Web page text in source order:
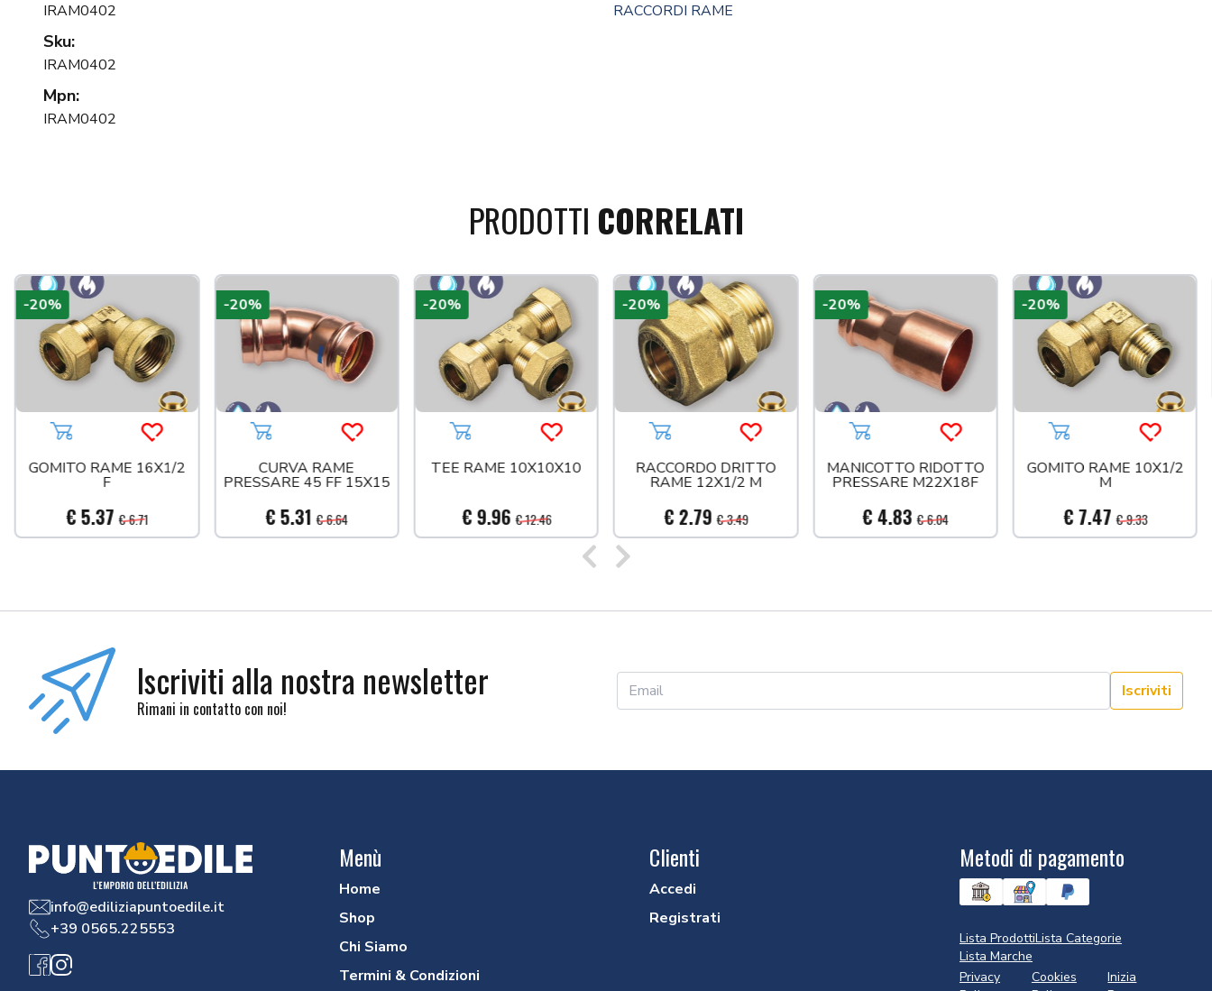
IRAM0402
Sku:
IRAM0402
Mpn:
IRAM0402
RACCORDI RAME
PRODOTTI CORRELATI
più tardi
Aggiungi al carrelloAcquista più tardi
GOMITO RAME 16X1/2
F
€ 5.37 € 6.71
-20%
Aggiungi al carrelloAcquista più tardi
CURVA RAME
PRESSARE 45 FF 15X15
€ 5.31 € 6.64
-20%
Aggiungi al carrelloAcquista più tardi
TEE RAME 10X10X10
€ 9.96 € 12.46
-20%
Aggiungi al carrelloAcquista più tardi
RACCORDO DRITTO
RAME 12X1/2 M
€ 2.79 € 3.49
-20%
Aggiungi al carrelloAcquista più tardi
MANICOTTO RIDOTTO
PRESSARE M22X18F
€ 4.83 € 6.04
-20%
Aggiungi al carrello
GOMITO RAME 10X1/2
M
€ 7.47 € 9.33
-20%
Iscriviti alla nostra newsletter
Rimani in contatto con noi!
Iscriviti
info@ediliziapuntoedile.it
+39 0565.225553
Facebook
Instagram
Menù
Home
Shop
Chi Siamo
Termini & Condizioni
Clienti
Accedi
Registrati
Metodi di pagamento
Lista ProdottiLista Categorie
Lista Marche
Privacy
Cookies
Inizia